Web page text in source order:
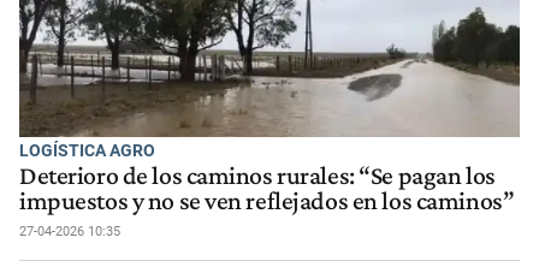
LOGÍSTICA AGRO
Deterioro de los caminos rurales: “Se pagan los
impuestos y no se ven reflejados en los caminos”
27-04-2026 10:35